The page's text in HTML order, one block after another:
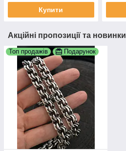
Купити
Акційні пропозиції та новинки
Топ продажів Подарунок